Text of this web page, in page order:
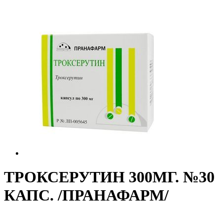
ТРОКСЕРУТИН 300МГ. №30
КАПС. /ПРАНАФАРМ/